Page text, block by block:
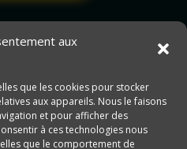
aux
que les cookies pour stocker
aux appareils. Nous le faisons
et pour afficher des
à ces technologies nous
que le comportement de